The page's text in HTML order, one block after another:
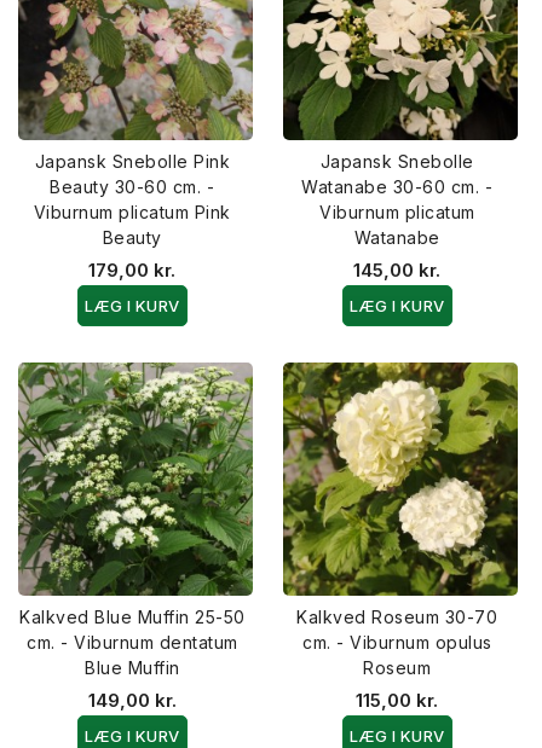
Japansk Snebolle Pink
Beauty 30-60 cm. -
Viburnum plicatum Pink
Beauty
179,00 kr.
LÆG I KURV
Japansk Snebolle
Watanabe 30-60 cm. -
Viburnum plicatum
Watanabe
145,00 kr.
LÆG I KURV
Kalkved Blue Muffin 25-50
cm. - Viburnum dentatum
Blue Muffin
149,00 kr.
LÆG I KURV
Kalkved Roseum 30-70
cm. - Viburnum opulus
Roseum
115,00 kr.
LÆG I KURV